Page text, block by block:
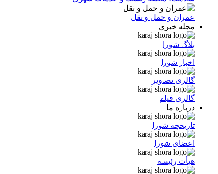
عمران و حمل و نقل
مجله خبری
بلاگ شورا
اخبار شورا
گالری تصاویر
گالری فیلم
درباره ما
تاریخچه شورا
اعضای شورا
هیأت رئیسه